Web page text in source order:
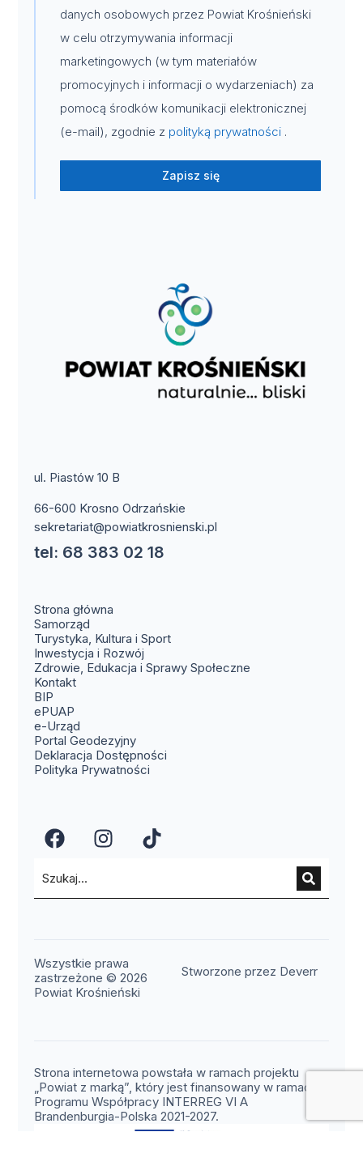
danych osobowych przez Powiat Krośnieński
w celu otrzymywania informacji
marketingowych (w tym materiałów
promocyjnych i informacji o wydarzeniach) za
pomocą środków komunikacji elektronicznej
(e-mail), zgodnie z polityką prywatności .
Zapisz się
ul. Piastów 10 B
66-600 Krosno Odrzańskie
sekretariat@powiatkrosnienski.pl
tel: 68 383 02 18
Strona główna
Samorząd
Turystyka, Kultura i Sport
Inwestycja i Rozwój
Zdrowie, Edukacja i Sprawy Społeczne
Kontakt(otwiera się w nowym oknie)
BIP
ePUAP
e-Urząd
Portal Geodezyjny(otwiera się w nowym oknie)
Deklaracja Dostępności
Polityka Prywatności
(otwiera się w nowym oknie)
(otwiera się w nowym
(otwiera się w
Wszystkie prawa
zastrzeżone © 2026
Powiat Krośnieński
Stworzone przez Deverr
Strona internetowa powstała w ramach projektu
„Powiat z marką”, który jest finansowany w ramach
Programu Współpracy INTERREG VI A
Brandenburgia-Polska 2021-2027.